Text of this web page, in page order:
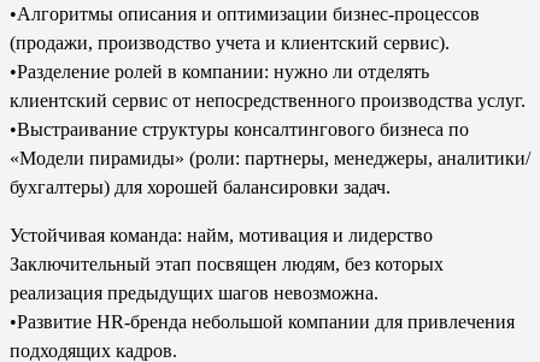
•Алгоритмы описания и оптимизации бизнес-процессов
(продажи, производство учета и клиентский сервис).
•Разделение ролей в компании: нужно ли отделять
клиентский сервис от непосредственного производства услуг.
•Выстраивание структуры консалтингового бизнеса по
«Модели пирамиды» (роли: партнеры, менеджеры, аналитики/
бухгалтеры) для хорошей балансировки задач.
Устойчивая команда: найм, мотивация и лидерство
Заключительный этап посвящен людям, без которых
реализация предыдущих шагов невозможна.
•Развитие HR-бренда небольшой компании для привлечения
подходящих кадров.